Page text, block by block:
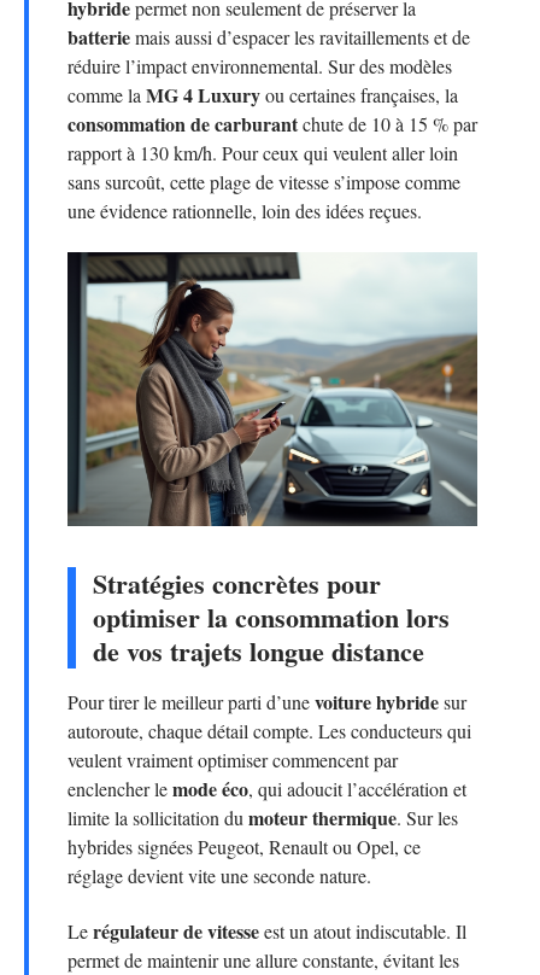
hybridepermet non seulement de préserver la
batteriemais aussi d’espacer les ravitaillements et de
réduire l’impact environnemental. Sur des modèles
comme la MG 4 Luxuryou certaines françaises, la
consommation de carburantchute de 10 à 15 % par
rapport à 130 km/h. Pour ceux qui veulent aller loin
sans surcoût, cette plage de vitesse s’impose comme
une évidence rationnelle, loin des idées reçues.
Stratégies concrètes pour
optimiser la consommation lors
de vos trajets longue distance
Pour tirer le meilleur parti d’unevoiture hybridesur
autoroute, chaque détail compte. Les conducteurs qui
veulent vraiment optimiser commencent par
enclencher lemode éco, qui adoucit l’accélération et
limite la sollicitation du moteur thermique. Sur les
hybrides signées Peugeot, Renault ou Opel, ce
réglage devient vite une seconde nature.
Lerégulateur de vitesseest un atout indiscutable. Il
permet de maintenir une allure constante, évitant les